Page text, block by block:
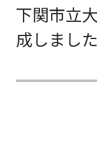
下関市立
成しました